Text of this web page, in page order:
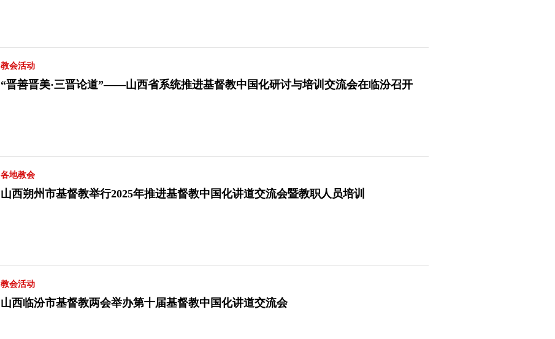
教会活动
“晋善晋美·三晋论道”——山西省系统推进基督教中国化研讨与培训交流会在临汾召开
各地教会
山西朔州市基督教举行2025年推进基督教中国化讲道交流会暨教职人员培训
教会活动
山西临汾市基督教两会举办第十届基督教中国化讲道交流会